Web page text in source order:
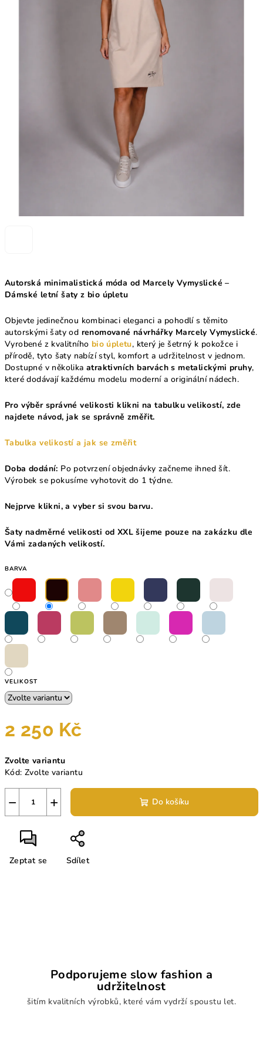
Autorská minimalistická móda od Marcely Vymyslické –
Dámské letní šaty z bio úpletu
Objevte jedinečnou kombinaci eleganci a pohodlí s těmito
autorskými šaty od renomované návrhářky Marcely Vymyslické.
Vyrobené z kvalitního bio úpletu, který je šetrný k pokožce i
přírodě, tyto šaty nabízí styl, komfort a udržitelnost v jednom.
Dostupné v několikaatraktivních barvách s metalickými pruhy,
které dodávají každému modelu moderní a originální nádech.
Pro výběr správné velikosti klikni na tabulku velikostí, zde
najdete návod, jak se správně změřit.
Tabulka velikostí a jak se změřit
Doba dodání: Po potvrzení objednávky začneme ihned šít.
Výrobek se pokusíme vyhotovit do 1 týdne.
Nejprve klikni, a vyber si svou barvu.
Šaty nadměrné velikosti od XXL šijeme pouze na zakázku dle
Vámi zadaných velikostí.
BARVA
VELIKOST
2 250 Kč
cena:
Zvolte variantu
Kód: Zvolte variantu
+
− Do košíku
Zeptat se Sdílet
Podporujeme slow fashion a
udržitelnost
šitím kvalitních výrobků, které vám vydrží spoustu let.